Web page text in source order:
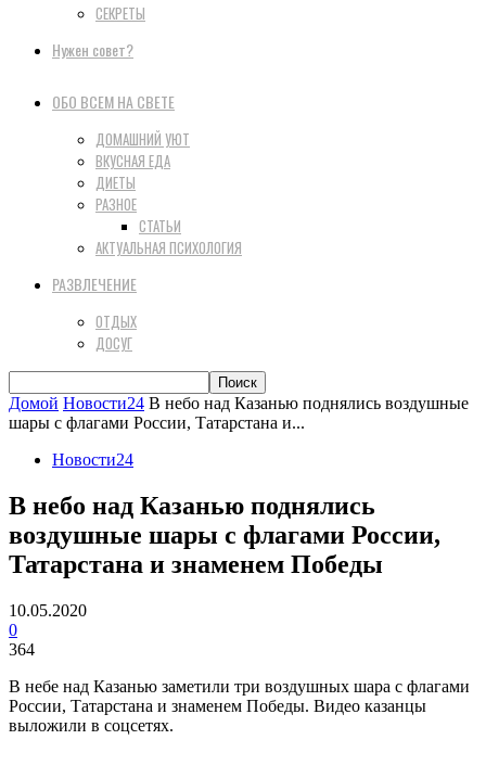
СЕКРЕТЫ
Нужен совет?
ОБО ВСЕМ НА СВЕТЕ
ДОМАШНИЙ УЮТ
ВКУСНАЯ ЕДА
ДИЕТЫ
РАЗНОЕ
СТАТЬИ
АКТУАЛЬНАЯ ПСИХОЛОГИЯ
РАЗВЛЕЧЕНИЕ
ОТДЫХ
ДОСУГ
Домой Новости24 В небо над Казанью поднялись воздушные
шары с флагами России, Татарстана и...
Новости24
В небо над Казанью поднялись
воздушные шары с флагами России,
Татарстана и знаменем Победы
10.05.2020
0
364
В небе над Казанью заметили три воздушных шара с флагами
России, Татарстана и знаменем Победы. Видео казанцы
выложили в соцсетях.